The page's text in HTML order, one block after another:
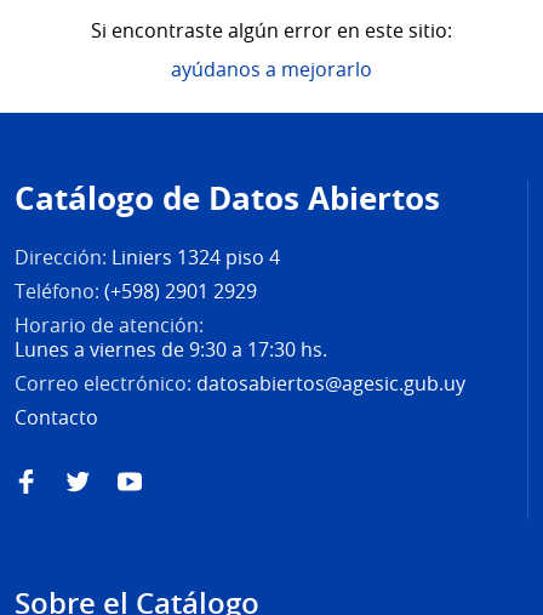
Si encontraste algún error en este sitio:
ayúdanos a mejorarlo
de
página
Catálogo de Datos Abiertos
Dirección: Liniers 1324 piso 4
Teléfono: (+598) 2901 2929
Horario de atención:
Lunes a viernes de 9:30 a 17:30 hs.
Correo electrónico: datosabiertos@agesic.gub.uy
Contacto
FacebookTwitterYouTube
Sobre el Catálogo